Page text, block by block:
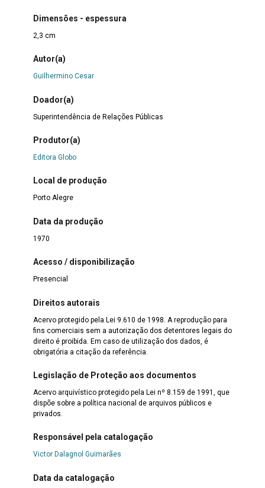
Dimensões - espessura
2,3 cm
Autor(a)
Guilhermino Cesar
Doador(a)
Superintendência de Relações Públicas
Produtor(a)
Editora Globo
Local de produção
Porto Alegre
Data da produção
1970
Acesso / disponibilização
Presencial
Direitos autorais
Acervo protegido pela Lei 9.610 de 1998. A reprodução para
fins comerciais sem a autorização dos detentores legais do
direito é proibida. Em caso de utilização dos dados, é
obrigatória a citação da referência.
Legislação de Proteção aos documentos
Acervo arquivístico protegido pela Lei nº 8.159 de 1991, que
dispõe sobre a política nacional de arquivos públicos e
privados.
Responsável pela catalogação
Victor Dalagnol Guimarães
Data da catalogação